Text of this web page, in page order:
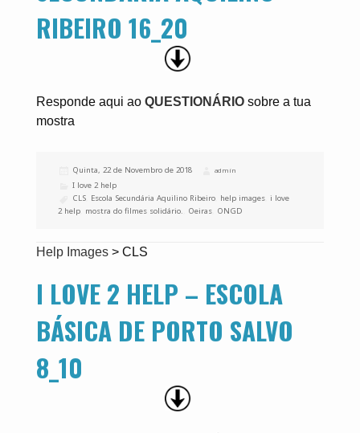
RIBEIRO 16_20
Responde aqui ao QUESTIONÁRIO sobre a tua
mostra
Publicado
Quinta, 22 de Novembro de 2018 Autor
admin
Categorias
I love 2 help
Etiquetas
CLS Escola Secundária Aquilino Ribeiro help images i love
2 help mostra do filmes solidário. Oeiras ONGD
Help Images> CLS
I LOVE 2 HELP – ESCOLA
BÁSICA DE PORTO SALVO
8_10